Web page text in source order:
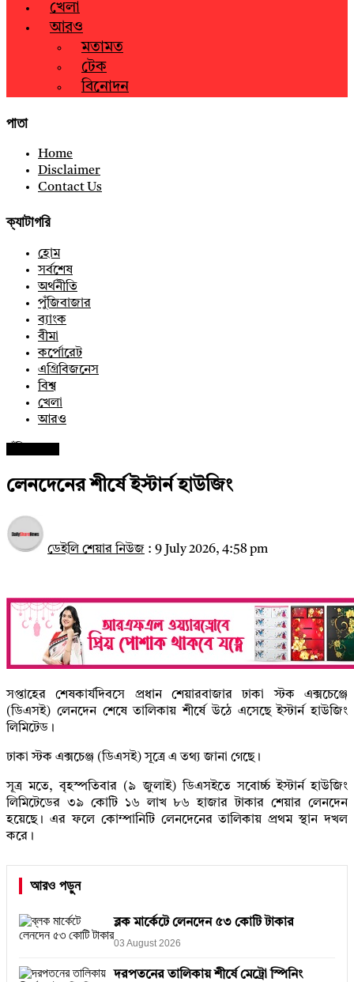
খেলা
আরও
মতামত
টেক
বিনোদন
পাতা
Home
Disclaimer
Contact Us
ক্যাটাগরি
হোম
সর্বশেষ
অর্থনীতি
পুঁজিবাজার
ব্যাংক
বীমা
কর্পোরেট
এগ্রিবিজনেস
বিশ্ব
খেলা
আরও
লেনদেনের শীর্ষে ইস্টার্ন হাউজিং
ডেইলি শেয়ার নিউজ : 9 July 2026, 4:58 pm
সপ্তাহের শেষকার্যদিবসে প্রধান শেয়ারবাজার ঢাকা স্টক এক্সচেঞ্জে
(ডিএসই) লেনদেন শেষে তালিকায় শীর্ষে উঠে এসেছে ইস্টার্ন হাউজিং
লিমিটেড।
ঢাকা স্টক এক্সচেঞ্জ (ডিএসই) সূত্রে এ তথ্য জানা গেছে।
সূত্র মতে, বৃহস্পতিবার (৯ জুলাই) ডিএসইতে সবোর্চ্চ ইস্টার্ন হাউজিং
লিমিটেডের ৩৯ কোটি ১৬ লাখ ৮৬ হাজার টাকার শেয়ার লেনদেন
হয়েছে। এর ফলে কোম্পানিটি লেনদেনের তালিকায় প্রথম স্থান দখল
করে।
আরও পড়ুন
ব্লক মার্কেটে লেনদেন ৫৩ কোটি টাকার
03 August 2026
দরপতনের তালিকায় শীর্ষে মেট্রো স্পিনিং